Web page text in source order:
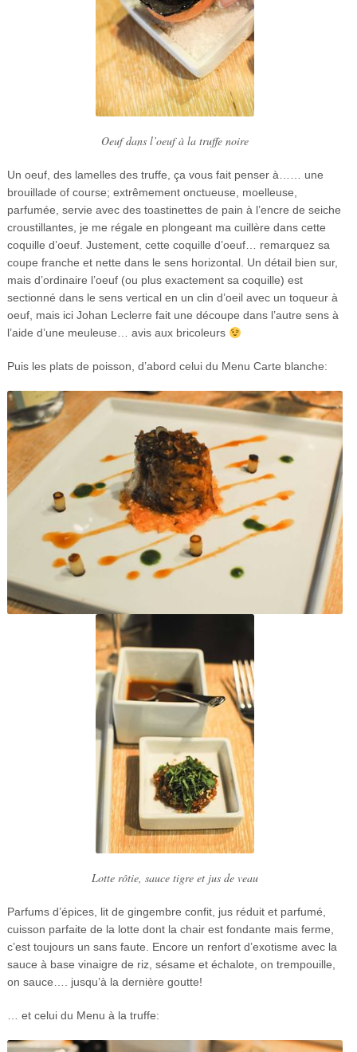
Oeuf dans l’oeuf à la truffe noire
Un oeuf, des lamelles des truffe, ça vous fait penser à…… une
brouillade of course; extrêmement onctueuse, moelleuse,
parfumée, servie avec des toastinettes de pain à l’encre de seiche
croustillantes, je me régale en plongeant ma cuillère dans cette
coquille d’oeuf. Justement, cette coquille d’oeuf… remarquez sa
coupe franche et nette dans le sens horizontal. Un détail bien sur,
mais d’ordinaire l’oeuf (ou plus exactement sa coquille) est
sectionné dans le sens vertical en un clin d’oeil avec un toqueur à
oeuf, mais ici Johan Leclerre fait une découpe dans l’autre sens à
l’aide d’une meuleuse… avis aux bricoleurs
Puis les plats de poisson, d’abord celui du Menu Carte blanche:
Lotte rôtie, sauce tigre et jus de veau
Parfums d’épices, lit de gingembre confit, jus réduit et parfumé,
cuisson parfaite de la lotte dont la chair est fondante mais ferme,
c’est toujours un sans faute. Encore un renfort d’exotisme avec la
sauce à base vinaigre de riz, sésame et échalote, on trempouille,
on sauce…. jusqu’à la dernière goutte!
… et celui du Menu à la truffe: